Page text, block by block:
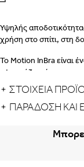
Υψηλής
χρήση στο σπίτι, στη
Το Motion InBra είναι
εφαρμόζει μέσα στο
άνεση, ενώ παράλληλα
και διακριτικότητα.
Παράλληλα,
ΣΤΟΙΧΕΙΑ
ΠΑΡΆΔΟΣΗ ΚΑΙ